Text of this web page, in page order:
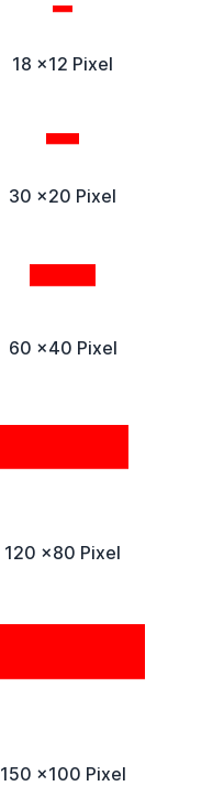
18 x12 Pixel
30 x20 Pixel
60 x40 Pixel
120 x80 Pixel
150 x100 Pixel